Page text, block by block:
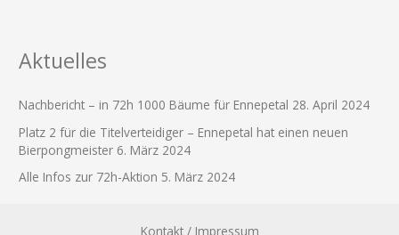
Aktuelles
Nachbericht – in 72h 1000 Bäume für Ennepetal 28. April 2024
Platz 2 für die Titelverteidiger – Ennepetal hat einen neuen
Bierpongmeister 6. März 2024
Alle Infos zur 72h-Aktion 5. März 2024
Kontakt / Impressum